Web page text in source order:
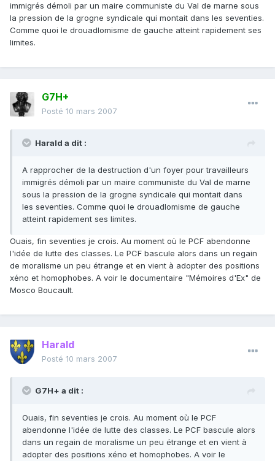
immigrés démoli par un maire communiste du Val de marne sous
la pression de la grogne syndicale qui montait dans les seventies.
Comme quoi le drouadlomisme de gauche atteint rapidement ses
limites.
G7H+
Posté 10 mars 2007
Harald a dit :
A rapprocher de la destruction d'un foyer pour travailleurs
immigrés démoli par un maire communiste du Val de marne
sous la pression de la grogne syndicale qui montait dans
les seventies. Comme quoi le drouadlomisme de gauche
atteint rapidement ses limites.
Ouais, fin seventies je crois. Au moment où le PCF abendonne
l'idée de lutte des classes. Le PCF bascule alors dans un regain
de moralisme un peu étrange et en vient à adopter des positions
xéno et homophobes. A voir le documentaire "Mémoires d'Ex" de
Mosco Boucault.
Harald
Posté 10 mars 2007
G7H+ a dit :
Ouais, fin seventies je crois. Au moment où le PCF
abendonne l'idée de lutte des classes. Le PCF bascule alors
dans un regain de moralisme un peu étrange et en vient à
adopter des positions xéno et homophobes. A voir le